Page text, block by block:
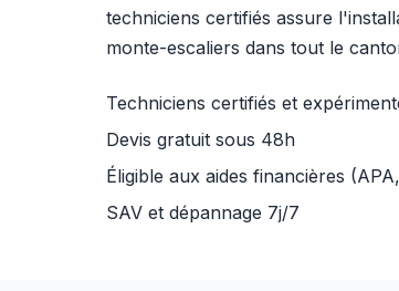
techniciens certifiés assure
monte-escaliers dans tout le
Techniciens certifiés et
Devis gratuit sous 48h
Éligible aux aides financières
SAV et dépannage 7j/7